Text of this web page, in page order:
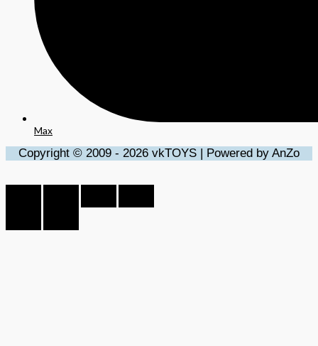
Max
Copyright © 2009 - 2026 vkTOYS | Powered by AnZo